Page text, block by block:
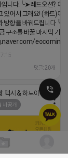
입니다. ╰➤레드오션? 아
있어서 그래요! (하트)이
방향을 바꿔드립니다
구조를 바꿀 마지막 기회
eocomim/
댓글:20개
공항 택시 & 하노이 렌트카
비공개